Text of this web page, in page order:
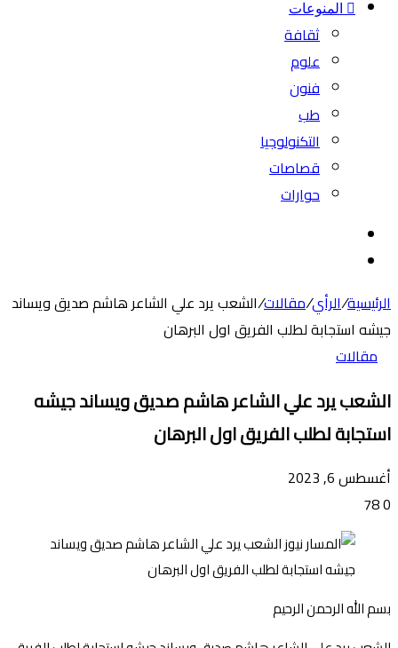
المنوعات
ثقافة
علوم
فنون
طب
التكنولوجيا
قصاصات
حوارات
المظلم
الرئيسية/الرأي/مقالات/الشعب يرد علي الشاعر هاشم صديق ويساند
جيشه استجابة لطلب الفريق اول البرهان
مقالات
الشعب يرد علي الشاعر هاشم صديق ويساند جيشه
استجابة لطلب الفريق اول البرهان
أغسطس 6, 2023
0
بسم الله الرحمن الرحيم